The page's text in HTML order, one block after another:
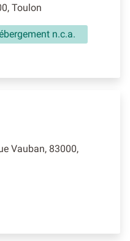
Toulon
n.c.a.
Vauban, 83000,